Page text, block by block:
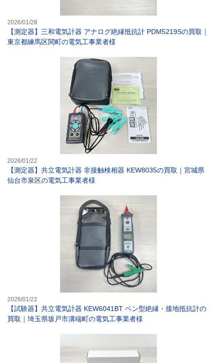
2026/01/28
【測定器】三和電気計器 アナログ絶縁抵抗計 PDM5219Sの買取｜
東京都練馬区関町の電気工事業者様
2026/01/22
【測定器】共立電気計器 非接触検相器 KEW8035の買取｜宮城県
仙台市泉区の電気工事業者様
2026/01/22
【試験器】共立電気計器 KEW6041BT ペン型絶縁・接地抵抗計の
買取｜埼玉県坂戸市溝端町の電気工事業者様